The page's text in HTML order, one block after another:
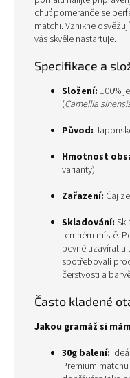
chuť pomeranče se
matchi. Vznikne
vás skvěle nastartuje.
Specifikace a
Složení: 100%
(Camellia
Původ:
Hmotnost
varianty).
Zařazení: Čaj
Skladování:
temném místě.
pevně uzavírat
spotřebovali
čerstvosti a
Často kladené
Jakou gramáž si
30g balení:
Premium